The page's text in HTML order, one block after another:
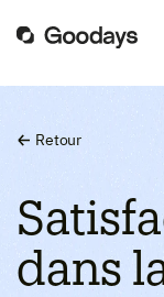
Retour
dans